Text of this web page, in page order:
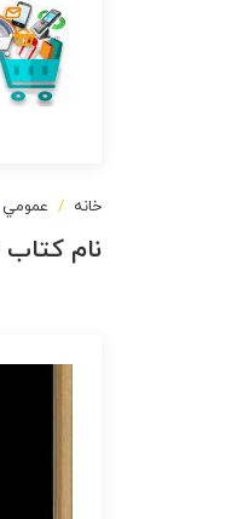
خانه عمومي
نام کتاب : نویسنده :